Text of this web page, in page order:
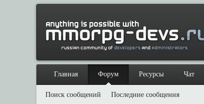
Главная Форум
Поиск сообщений Последние сообщения
Ресурсы Чат